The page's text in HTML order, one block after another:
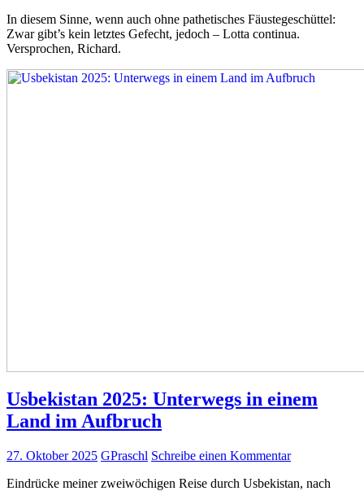
In diesem Sinne, wenn auch ohne pathetisches Fäustegeschüttel:
Zwar gibt’s kein letztes Gefecht, jedoch – Lotta continua.
Versprochen, Richard.
Usbekistan 2025: Unterwegs in einem
Land im Aufbruch
27. Oktober 2025 GPraschl Schreibe einen Kommentar
Eindrücke meiner zweiwöchigen Reise durch Usbekistan, nach